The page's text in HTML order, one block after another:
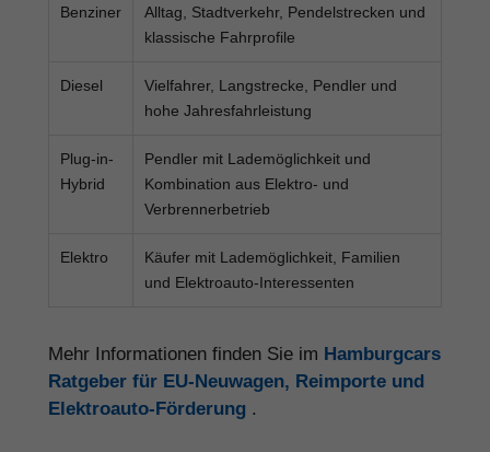
Benziner
Alltag, Stadtverkehr, Pendelstrecken und
klassische Fahrprofile
Diesel
Vielfahrer, Langstrecke, Pendler und
hohe Jahresfahrleistung
Plug-in-
Hybrid
Pendler mit Lademöglichkeit und
Kombination aus Elektro- und
Verbrennerbetrieb
Elektro
Käufer mit Lademöglichkeit, Familien
und Elektroauto-Interessenten
Mehr Informationen finden Sie im Hamburgcars
Ratgeber für EU-Neuwagen, Reimporte und
Elektroauto-Förderung .